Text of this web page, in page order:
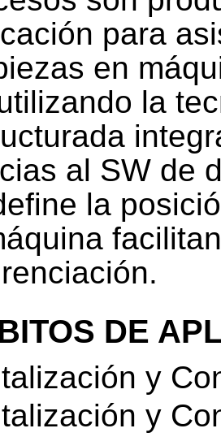
para
en
la
al SW de
la
DE
y
y